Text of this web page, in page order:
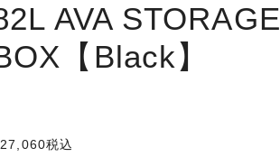
AVA STORAGE
【Black】
税込